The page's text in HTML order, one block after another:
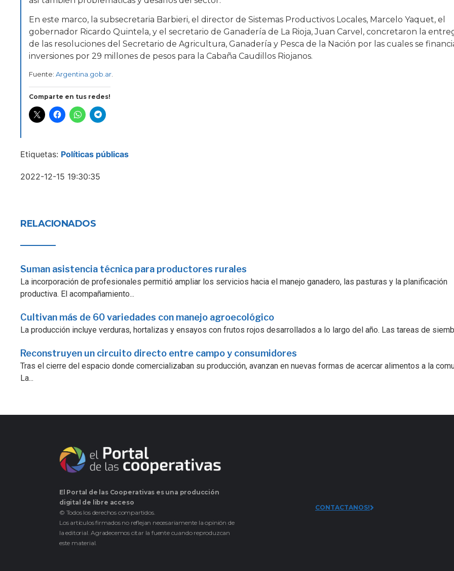
En este marco, la subsecretaria Barbieri, el director de Sistemas Productivos Locales, Marcelo Yaquet, el
gobernador Ricardo Quintela, y el secretario de Ganadería de La Rioja, Juan Carvel, concretaron la
de las resoluciones del Secretario de Agricultura, Ganadería y Pesca de la Nación por las cuales se
inversiones por 29 millones de pesos para la Cabaña Caudillos Riojanos.
Fuente: Argentina.gob.ar.
Comparte en tus redes!
Etiquetas: Políticas públicas
2022-12-15 19:30:35
RELACIONADOS
Suman asistencia técnica para productores rurales
La incorporación de profesionales permitió ampliar los servicios hacia el manejo ganadero, las pasturas y la planificación
productiva. El acompañamiento...
Cultivan más de 60 variedades con manejo agroecológico
La producción incluye verduras, hortalizas y ensayos con frutos rojos desarrollados a lo largo del año. Las tareas de
Reconstruyen un circuito directo entre campo y consumidores
Tras el cierre del espacio donde comercializaban su producción, avanzan en nuevas formas de acercar alimentos a la
La...
El Portal de las Cooperativas es una producción
digital de libre acceso
© Todos los derechos compartidos.
Los artículos firmados no reflejan necesariamente la opinión de
la editorial. Agradecemos citar la fuente cuando reproduzcan
este material.
CONTACTANOS!